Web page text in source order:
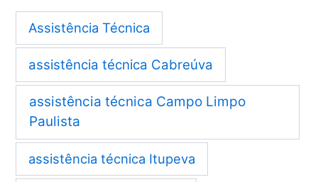
Assistência Técnica
assistência técnica Cabreúva
assistência técnica Campo Limpo
Paulista
assistência técnica Itupeva